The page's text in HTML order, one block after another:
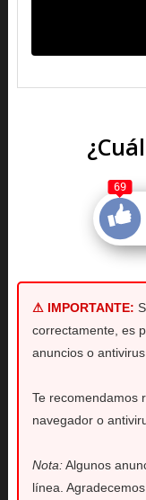
69
⚠ IMPORTANTE:
correctamente, es
anuncios o
Te recomendamos
navegador o
Nota:Algunos
línea.